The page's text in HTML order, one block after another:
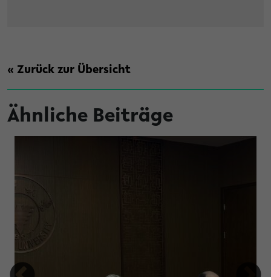
« Zurück zur Übersicht
Ähnliche Beiträge